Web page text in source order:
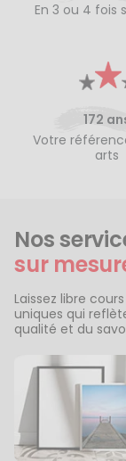
En 3 ou 4 fois
172
Votre
arts
Nos
sur
Laissez libre
uniques qui
qualité et du